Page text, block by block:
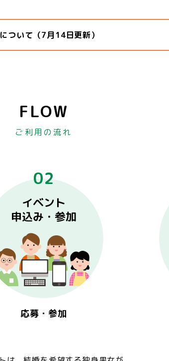
ついて（7月14日更新）
FLOW
ご利用の流れ
02
応募・参加